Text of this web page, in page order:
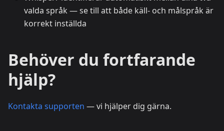
valda språk — se till att både käll- och målspråk är
korrekt inställda
Behöver du fortfarande
hjälp?
Kontakta supporten — vi hjälper dig gärna.